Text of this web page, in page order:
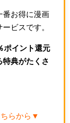
番お得に漫画
ビスです。
ポイント還元
特典がたくさ
らから▼